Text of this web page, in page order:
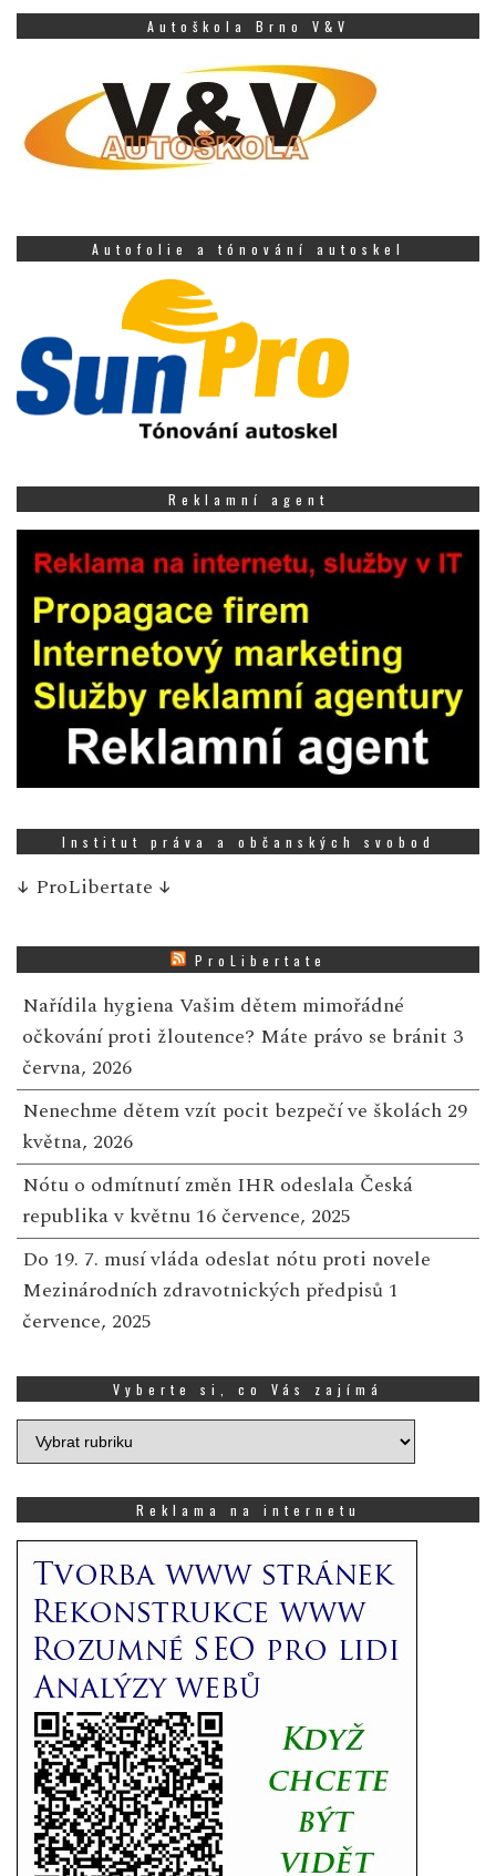
Autoškola Brno V&V
Autofolie a tónování autoskel
Reklamní agent
Institut práva a občanských svobod
↓ ProLibertate ↓
ProLibertate
Nařídila hygiena Vašim dětem mimořádné
očkování proti žloutence? Máte právo se bránit 3
června, 2026
Nenechme dětem vzít pocit bezpečí ve školách 29
května, 2026
Nótu o odmítnutí změn IHR odeslala Česká
republika v květnu 16 července, 2025
Do 19. 7. musí vláda odeslat nótu proti novele
Mezinárodních zdravotnických předpisů 1
července, 2025
Vyberte si, co Vás zajímá
Vyberte
si,
zajímá
Reklama na internetu